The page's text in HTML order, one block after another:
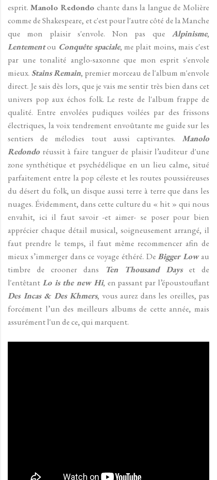
esprit. Manolo Redondo chante dans la langue de Molière
comme de Shakespeare, et c'est pour l'autre côté de la Manche
que mon plaisir s'envole. Non pas que Alpinisme,
Lentementou Conquête spaciale, me plait moins, mais c'est
par une tonalité anglo-saxonne que mon esprit s'envole
mieux. Stains Remain, premier morceau de l'album m'envole
direct. Je sais dès lors, que je vais me sentir très bien dans cet
univers pop aux échos folk. Le reste de l'album frappe de
qualité. Entre envolées pudiques voilées par des frissons
électriques, la voix tendrement envoûtante me guide sur les
sentiers de mélodies tout aussi captivantes. Manolo
Redondoréussit à faire tanguer de plaisir l’auditeur d'une
zone synthétique et psychédélique en un lieu calme, situé
parfaitement entre la pop céleste et les routes poussiéreuses
du désert du folk, un disque aussi terre à terre que dans les
nuages. Évidemment, dans cette culture du « hit » qui nous
envahit, ici il faut savoir -et aimer- se poser pour bien
apprécier chaque détail musical, soigneusement arrangé, il
faut prendre le temps, il faut même recommencer afin de
mieux s’immerger dans ce voyage éthéré. DeBigger Lowau
timbre de crooner dans
Ten Thousand Dayset de
l'entêtant Lo is the new Hi, en passant par l’époustouflant
Des Incas & Des Khmers, vous aurez dans les oreilles, pas
forcément l’un des meilleurs albums de cette année, mais
assurément l'un de ce, qui marquent.